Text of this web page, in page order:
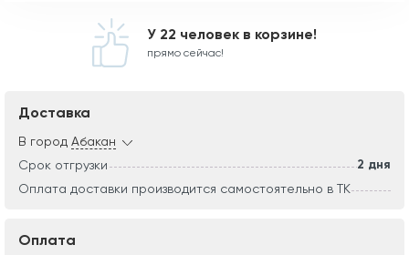
У 22 человек в корзине!
прямо сейчас!
Доставка
В город Абакан
Срок отгрузки
2 дня
Оплата доставки производится самостоятельно в ТК
Оплата